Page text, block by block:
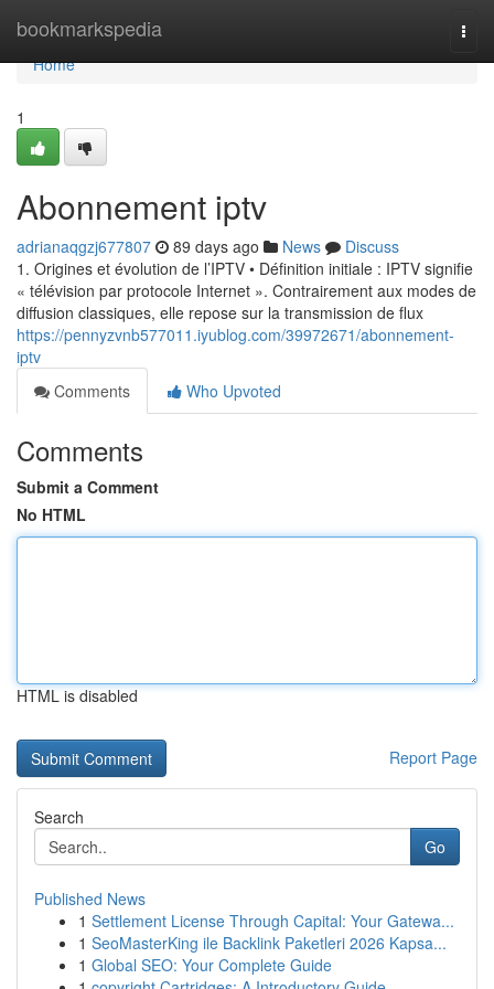
bookmarkspedia
Home
Home
1
Abonnement iptv
adrianaqgzj677807 89 days ago News
Discuss
1. Origines et évolution de l’IPTV • Définition initiale : IPTV signifie
« télévision par protocole Internet ». Contrairement aux modes de
diffusion classiques, elle repose sur la transmission de flux
https://pennyzvnb577011.iyublog.com/39972671/abonnement-
iptv
Comments
Who Upvoted
Comments
Submit a Comment
No HTML
HTML is disabled
Report Page
Search
Go
Published News
1 Settlement License Through Capital: Your Gatewa...
1 SeoMasterKing ile Backlink Paketleri 2026 Kapsa...
1 Global SEO: Your Complete Guide